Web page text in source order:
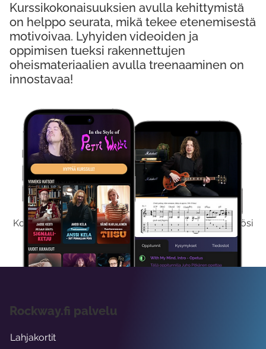
Kokeile Ilmaiseksi
Kokeilemalla ilmaiseksi saat koko sisältömme käyttöösi
viikon ajaksi.
Kurssikokonaisuuksien avulla kehittymistä
on helppo seurata, mikä tekee etenemisestä
motivoivaa. Lyhyiden videoiden ja
oppimisen tueksi rakennettujen
oheismateriaalien avulla treenaaminen on
innostavaa!
Rockway.fi palvelu
Lahjakortit